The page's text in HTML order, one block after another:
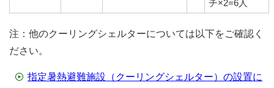
チ×2=6人
注：他のクーリングシェルターについては以下をご確認く
ださい。
指定暑熱避難施設（クーリングシェルター）の設置に